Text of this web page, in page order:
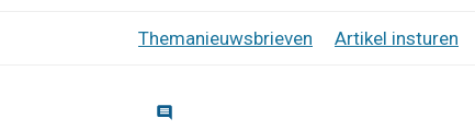
Themanieuwsbrieven Artikel insturen